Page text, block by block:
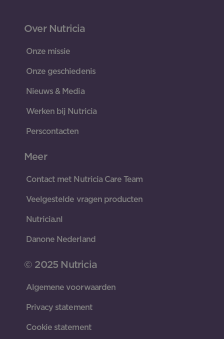
Over Nutricia
Onze missie
Onze geschiedenis
Nieuws & Media
Werken bij Nutricia
Perscontacten
Meer
Contact met Nutricia Care Team
Veelgestelde vragen producten
Nutricia.nl
Danone Nederland
© 2025 Nutricia
Algemene voorwaarden
Privacy statement
Cookie statement